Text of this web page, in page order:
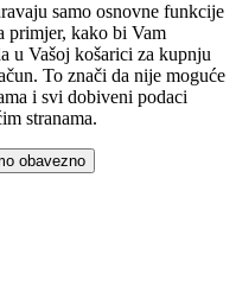
samo osnovne funkcije
primjer, kako bi Vam
u Vašoj košarici za kupnju
To znači da nije moguće
i svi dobiveni podaci
stranama.
obavezno